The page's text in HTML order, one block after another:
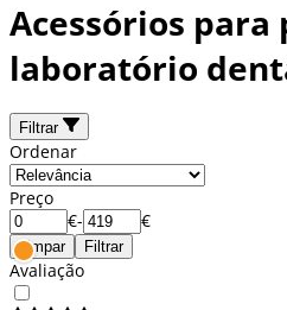
Acessórios para
laboratório
Filtrar
Ordenar
Preço
€- €
Limpar Filtrar
Avaliação